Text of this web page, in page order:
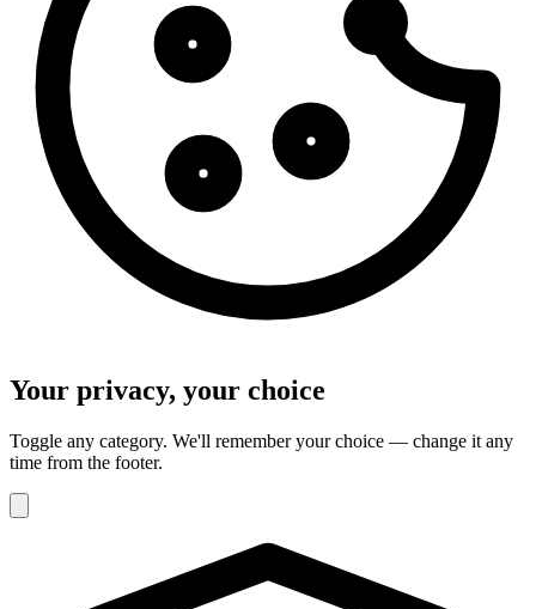
Your privacy, your choice
Toggle any category. We'll remember your choice — change it any
time from the footer.